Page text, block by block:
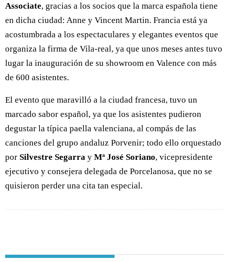
Associate, gracias a los socios que la marca española tiene
en dicha ciudad: Anne y Vincent Martin. Francia está ya
acostumbrada a los espectaculares y elegantes eventos que
organiza la firma de Vila-real, ya que unos meses antes tuvo
lugar la inauguración de su showroom en Valence con más
de 600 asistentes.
El evento que maravilló a la ciudad francesa, tuvo un
marcado sabor español, ya que los asistentes pudieron
degustar la típica paella valenciana, al compás de las
canciones del grupo andaluz Porvenir; todo ello orquestado
por Silvestre Segarra y Mª José Soriano, vicepresidente
ejecutivo y consejera delegada de Porcelanosa, que no se
quisieron perder una cita tan especial.